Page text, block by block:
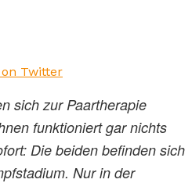
Twitter
sich zur Paartherapie
funktioniert gar nichts
Die beiden befinden sich
Nur in der